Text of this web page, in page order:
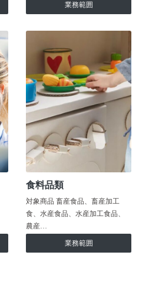
業務範囲
食料品類
対象商品 畜産食品、畜産加工
食、水産食品、水産加工食品、
農産…
業務範囲